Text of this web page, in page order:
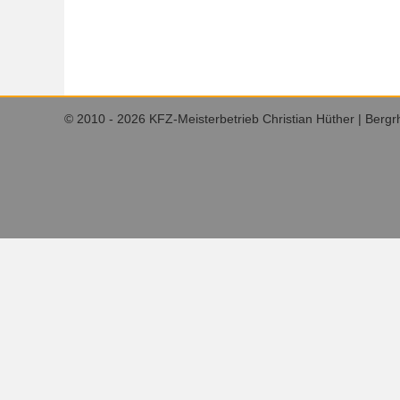
© 2010 - 2026 KFZ-Meisterbetrieb Christian Hüther |